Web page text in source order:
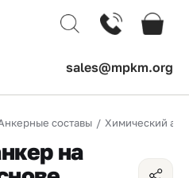
sales@mpkm.org
составы / Химический
на